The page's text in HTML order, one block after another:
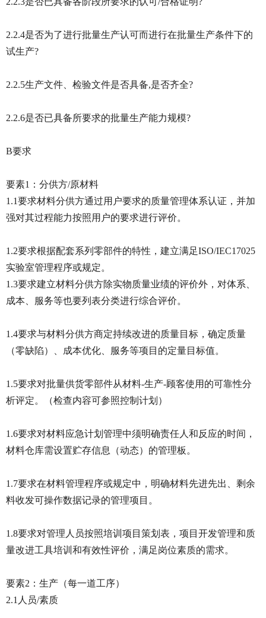
2.2.4是否为了进行批量生产认可而进行在批量生产条件下的
试生产?
2.2.5生产文件、检验文件是否具备,是否齐全?
2.2.6是否已具备所要求的批量生产能力规模?
B要求
要素1：分供方/原材料
1.1要求材料分供方通过用户要求的质量管理体系认证，并加
强对其过程能力按照用户的要求进行评价。
1.2要求根据配套系列零部件的特性，建立满足ISO/IEC17025
实验室管理程序或规定。
1.3要求建立材料分供方除实物质量业绩的评价外，对体系、
成本、服务等也要列表分类进行综合评价。
1.4要求与材料分供方商定持续改进的质量目标，确定质量
（零缺陷）、成本优化、服务等项目的定量目标值。
1.5要求对批量供货零部件从材料-生产-顾客使用的可靠性分
析评定。（检查内容可参照控制计划）
1.6要求对材料应急计划管理中须明确责任人和反应的时间，
材料仓库需设置贮存信息（动态）的管理板。
1.7要求在材料管理程序或规定中，明确材料先进先出、剩余
料收发可操作数据记录的管理项目。
1.8要求对管理人员按照培训项目策划表，项目开发管理和质
量改进工具培训和有效性评价，满足岗位素质的需求。
要素2：生产（每一道工序）
2.1人员/素质